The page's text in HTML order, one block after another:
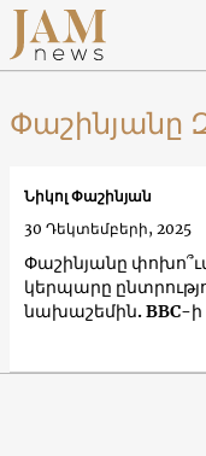
Փաշինյանը
Փաշինյանը
կերպարը
նախաշեմին. BBC-ի
Նիկոլ Փաշինյան
30 Դեկտեմբերի, 2025